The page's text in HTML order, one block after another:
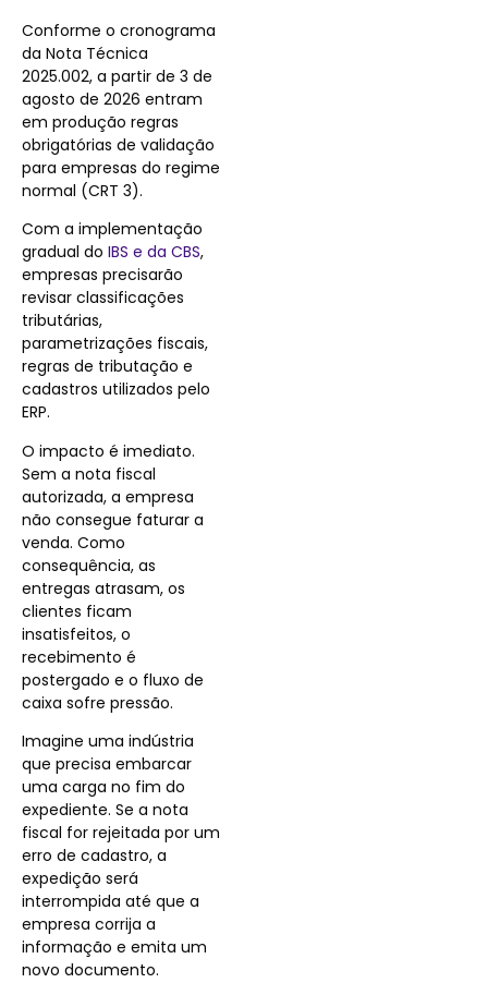
Conforme o cronograma
da Nota Técnica
2025.002, a partir de 3 de
agosto de 2026 entram
em produção regras
obrigatórias de validação
para empresas do regime
normal (CRT 3).
Com a implementação
gradual do IBS e da CBS,
empresas precisarão
revisar classificações
tributárias,
parametrizações fiscais,
regras de tributação e
cadastros utilizados pelo
ERP.
O impacto é imediato.
Sem a nota fiscal
autorizada, a empresa
não consegue faturar a
venda. Como
consequência, as
entregas atrasam, os
clientes ficam
insatisfeitos, o
recebimento é
postergado e o fluxo de
caixa sofre pressão.
Imagine uma indústria
que precisa embarcar
uma carga no fim do
expediente. Se a nota
fiscal for rejeitada por um
erro de cadastro, a
expedição será
interrompida até que a
empresa corrija a
informação e emita um
novo documento.